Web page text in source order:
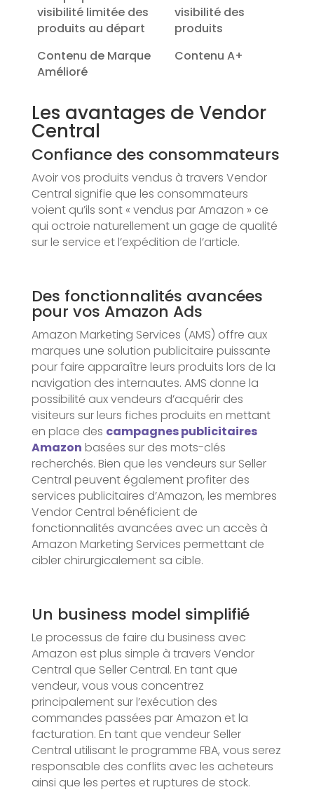
visibilité limitée des
produits au départ
visibilité des
produits
Contenu de Marque
Amélioré
Contenu A+
Les avantages de Vendor
Central
Confiance des consommateurs
Avoir vos produits vendus à travers Vendor
Central signifie que les consommateurs
voient qu’ils sont « vendus par Amazon » ce
qui octroie naturellement un gage de qualité
sur le service et l’expédition de l’article.
Des fonctionnalités avancées
pour vos Amazon Ads
Amazon Marketing Services (AMS) offre aux
marques une solution publicitaire puissante
pour faire apparaître leurs produits lors de la
navigation des internautes. AMS donne la
possibilité aux vendeurs d’acquérir des
visiteurs sur leurs fiches produits en mettant
en place des campagnes publicitaires
Amazon basées sur des mots-clés
recherchés. Bien que les vendeurs sur Seller
Central peuvent également profiter des
services publicitaires d’Amazon, les membres
Vendor Central bénéficient de
fonctionnalités avancées avec un accès à
Amazon Marketing Services permettant de
cibler chirurgicalement sa cible.
Un business model simplifié
Le processus de faire du business avec
Amazon est plus simple à travers Vendor
Central que Seller Central. En tant que
vendeur, vous vous concentrez
principalement sur l’exécution des
commandes passées par Amazon et la
facturation. En tant que vendeur Seller
Central utilisant le programme FBA, vous serez
responsable des conflits avec les acheteurs
ainsi que les pertes et ruptures de stock.